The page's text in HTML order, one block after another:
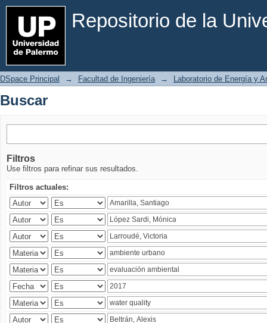
Repositorio de la
Buscar
DSpace Principal → Facultad de Ingeniería → Laboratorio de Energía y
Buscar
Filtros
Use filtros para refinar sus resultados.
Filtros actuales: